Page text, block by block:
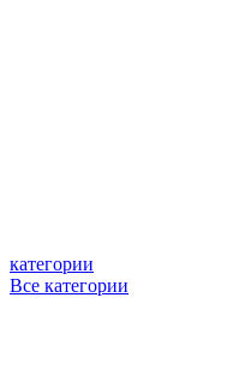
категории
Все категории